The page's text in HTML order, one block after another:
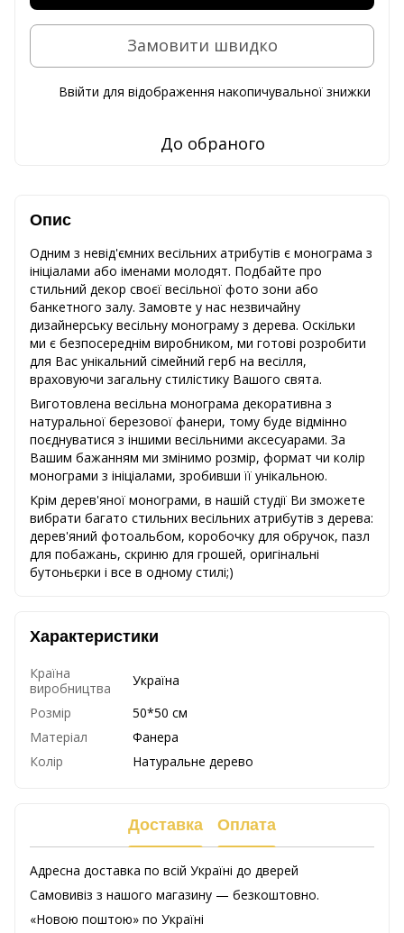
Замовити швидко
Ввійти для відображення накопичувальної знижки
До обраного
Опис
Одним з невід'ємних весільних атрибутів є монограма з
ініціалами або іменами молодят. Подбайте про
стильний декор своєї весільної фото зони або
банкетного залу. Замовте у нас незвичайну
дизайнерську весільну монограму з дерева. Оскільки
ми є безпосереднім виробником, ми готові розробити
для Вас унікальний сімейний герб на весілля,
враховуючи загальну стилістику Вашого свята.
Виготовлена ​​весільна монограма декоративна з
натуральної березової фанери, тому буде відмінно
поєднуватися з іншими весільними аксесуарами. За
Вашим бажанням ми змінимо розмір, формат чи колір
монограми з ініціалами, зробивши її унікальною.
Крім дерев'яної монограми, в нашій студії Ви зможете
вибрати багато стильних весільних атрибутів з дерева:
дерев'яний фотоальбом, коробочку для обручок, пазл
для побажань, скриню для грошей, оригінальні
бутоньєрки і все в одному стилі;)
Характеристики
Країна
виробництва
Україна
Розмір
50*50 см
Матеріал
Фанера
Колір
Натуральне дерево
Доставка Оплата
Адресна доставка по всій Україні до дверей
Самовивіз з нашого магазину — безкоштовно.
«Новою поштою» по Україні